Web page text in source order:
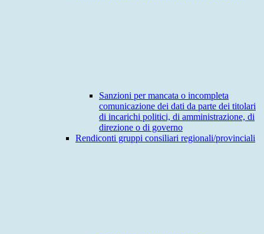
Sanzioni per mancata o incompleta
comunicazione dei dati da parte dei titolari
di incarichi politici, di amministrazione, di
direzione o di governo
Rendiconti gruppi consiliari regionali/provinciali